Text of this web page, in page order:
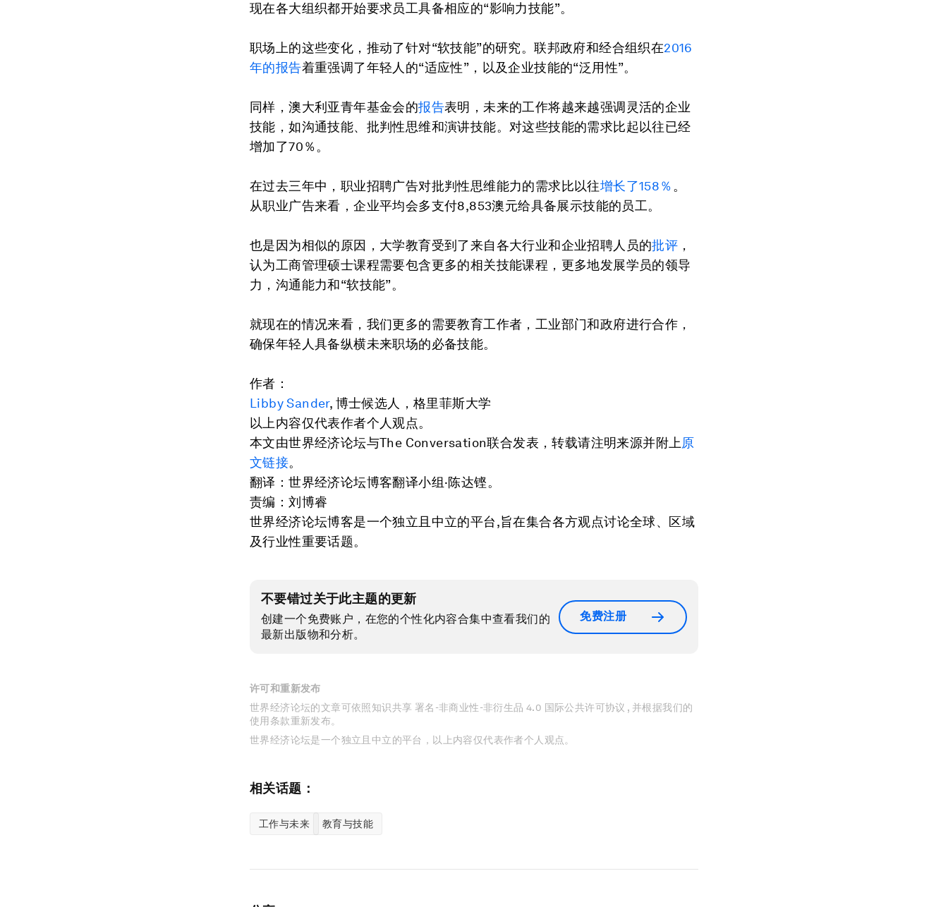
现在各大组织都开始要求员工具备相应的“影响力技能”。
职场上的这些变化，推动了针对“软技能”的研究。联邦政府和经合组织在2016
年的报告着重强调了年轻人的“适应性”，以及企业技能的“泛用性”。
同样，澳大利亚青年基金会的报告表明，未来的工作将越来越强调灵活的企业
技能，如沟通技能、批判性思维和演讲技能。对这些技能的需求比起以往已经
增加了70％。
在过去三年中，职业招聘广告对批判性思维能力的需求比以往增长了158％ 。
从职业广告来看，企业平均会多支付8,853澳元给具备展示技能的员工。
也是因为相似的原因，大学教育受到了来自各大行业和企业招聘人员的批评 ，
认为工商管理硕士课程需要包含更多的相关技能课程，更多地发展学员的领导
力，沟通能力和“软技能”。
就现在的情况来看，我们更多的需要教育工作者，工业部门和政府进行合作，
确保年轻人具备纵横未来职场的必备技能。
作者：
Libby Sander, 博士候选人，格里菲斯大学
以上内容仅代表作者个人观点。
本文由世界经济论坛与The Conversation联合发表，转载请注明来源并附上原
文链接。
翻译：世界经济论坛博客翻译小组·陈达铿。
责编：刘博睿
世界经济论坛博客是一个独立且中立的平台,旨在集合各方观点讨论全球、区域
及行业性重要话题。
不要错过关于此主题的更新
创建一个免费账户，在您的个性化内容合集中查看我们的
最新出版物和分析。
免费注册
许可和重新发布
世界经济论坛的文章可依照知识共享 署名-非商业性-非衍生品 4.0 国际公共许可协议 , 并根据我们的
使用条款重新发布。
世界经济论坛是一个独立且中立的平台，以上内容仅代表作者个人观点。
相关话题：
工作与未来 教育与技能